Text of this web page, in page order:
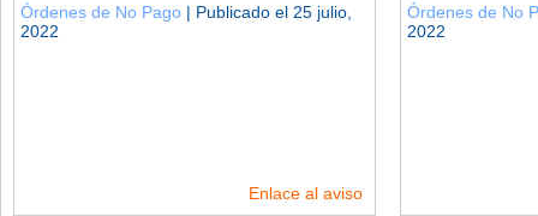
Órdenes de No Pago | Publicado el 25 julio,
2022
Enlace al aviso
Órdenes de No
2022